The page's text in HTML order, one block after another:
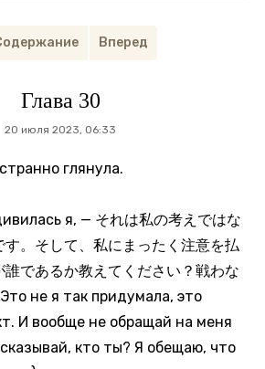
Вперед
Глава 30
20 июля 2023, 06:33
глянула.
я, — それは私の考えではな
す。そして、私にまったく注意を払
であるか教えてください？戦わな
не я так придумала, это
И вообще не обращай на меня
кто ты? Я обещаю, что